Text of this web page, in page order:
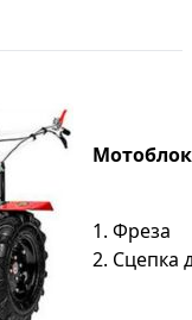
1. Фреза
2. Сцепка